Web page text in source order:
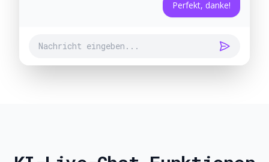
Perfekt, danke!
Nachricht eingeben...